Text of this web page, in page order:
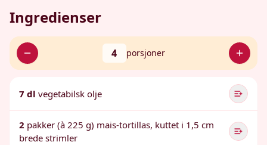
Ingredienser
4 porsjoner
7 dl vegetabilsk olje
2 pakker (à 225 g) mais-tortillas, kuttet i 1,5 cm
brede strimler